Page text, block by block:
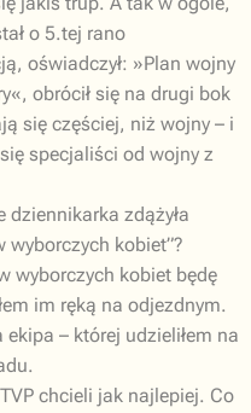
o 5.tej rano
oświadczył: »Plan wojny
obrócił się na drugi bok
się częściej, niż wojny – i
specjaliści od wojny z
zdążyła
wyborczych kobiet”?
wyborczych kobiet będę
im ręką na odjezdnym.
– której udzieliłem na
chcieli jak najlepiej. Co